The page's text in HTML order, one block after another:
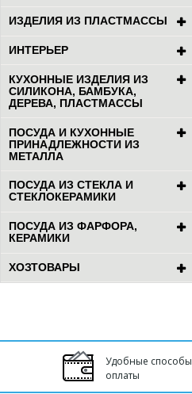
ИЗДЕЛИЯ ИЗ ПЛАСТМАССЫ
ИНТЕРЬЕР
КУХОННЫЕ ИЗДЕЛИЯ ИЗ
СИЛИКОНА, БАМБУКА,
ДЕРЕВА, ПЛАСТМАССЫ
ПОСУДА И КУХОННЫЕ
ПРИНАДЛЕЖНОСТИ ИЗ
МЕТАЛЛА
ПОСУДА ИЗ СТЕКЛА И
СТЕКЛОКЕРАМИКИ
ПОСУДА ИЗ ФАРФОРА,
КЕРАМИКИ
ХОЗТОВАРЫ
Удобные способы
оплаты